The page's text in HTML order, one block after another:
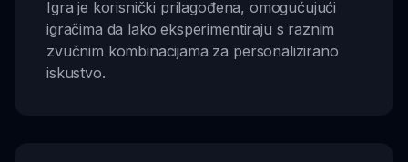
Igra je korisnički prilagođena, omogućujući
igračima da lako eksperimentiraju s raznim
zvučnim kombinacijama za personalizirano
iskustvo.